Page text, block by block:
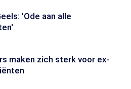
'Ode aan alle
maken zich sterk voor ex-